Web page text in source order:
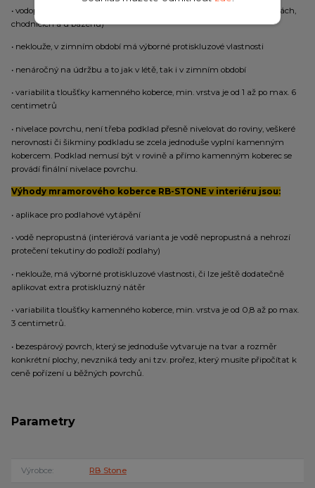
• vodopropustný (netvoří se kaluže, což je výhoda na příjezdových cestách,
chodnících a u bazénů)
• neklouže, v zimním období má výborné protiskluzové vlastnosti
• nenáročný na údržbu a to jak v létě, tak i v zimním období
• variabilita tloušťky kamenného koberce, min. vrstva je od 1 až po max. 6
centimetrů
• nivelace povrchu, není třeba podklad přesně nivelovat do roviny, veškeré
nerovnosti či šikminy podkladu se zcela jednoduše vyplní kamenným
kobercem. Podklad nemusí být v rovině a přímo kamenným koberec se
provádí finální nivelace povrchu.
Výhody mramorového koberce RB-STONE v interiéru jsou:
• aplikace pro podlahové vytápění
• vodě nepropustná (interiérová varianta je vodě nepropustná a nehrozí
protečení tekutiny do podloží podlahy)
• neklouže, má výborné protiskluzové vlastnosti, či lze ještě dodatečně
aplikovat extra protiskluzný nátěr
• variabilita tloušťky kamenného koberce, min. vrstva je od 0,8 až po max.
3 centimetrů.
• bezespárový povrch, který se jednoduše vytvaruje na tvar a rozměr
konkrétní plochy, nevzniká tedy ani tzv. prořez, který musíte připočítat k
ceně pořízení u běžných povrchů.
Parametry
Výrobce RB Stone